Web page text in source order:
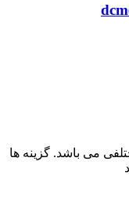
می باشد. گزینه ها